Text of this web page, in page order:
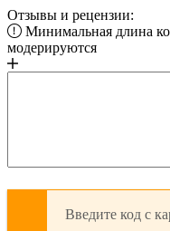
Отзывы и рецензии:
Минимальная длина
модерируются
Введите код с